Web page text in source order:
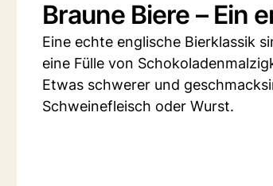
Braune Biere – Ein
Eine echte englische Bierklassik
eine Fülle von
Etwas schwerer und
Schweinefleisch oder Wurst.